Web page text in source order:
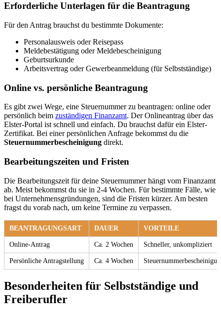
Erforderliche Unterlagen für die Beantragung
Für den Antrag brauchst du bestimmte Dokumente:
Personalausweis oder Reisepass
Meldebestätigung oder Meldebescheinigung
Geburtsurkunde
Arbeitsvertrag oder Gewerbeanmeldung (für Selbstständige)
Online vs. persönliche Beantragung
Es gibt zwei Wege, eine Steuernummer zu beantragen: online oder
persönlich beim zuständigen Finanzamt. Der Onlineantrag über das
Elster-Portal ist schnell und einfach. Du brauchst dafür ein Elster-
Zertifikat. Bei einer persönlichen Anfrage bekommst du die
Steuernummerbescheinigung direkt.
Bearbeitungszeiten und Fristen
Die Bearbeitungszeit für deine Steuernummer hängt vom Finanzamt
ab. Meist bekommst du sie in 2-4 Wochen. Für bestimmte Fälle, wie
bei Unternehmensgründungen, sind die Fristen kürzer. Am besten
fragst du vorab nach, um keine Termine zu verpassen.
BEANTRAGUNGSART DAUER VORTEILE
Online-Antrag Ca. 2 Wochen Schneller, unkompliziert
Persönliche Antragstellung Ca. 4 Wochen
Besonderheiten für Selbstständige und
Freiberufler